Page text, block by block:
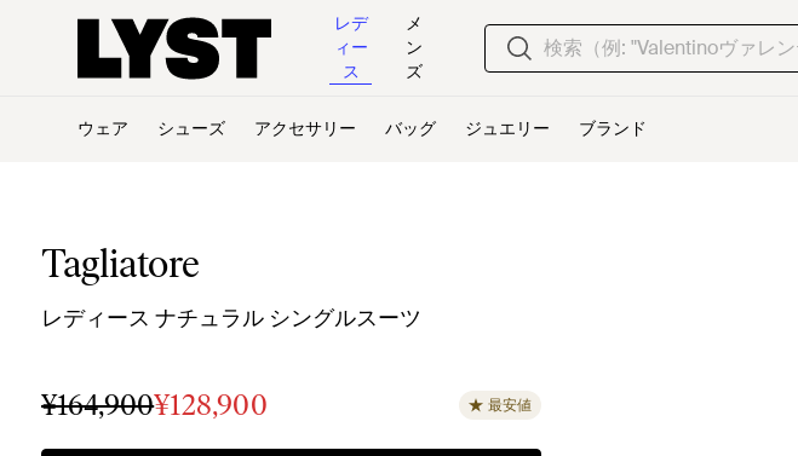
レデ
ィー
ス
メ
ン
ズ
ウェア シューズ アクセサリー バッグ ジュエリー ブランド
Tagliatore
レディース ナチュラル シングルスーツ
¥164,900¥128,900 最安値